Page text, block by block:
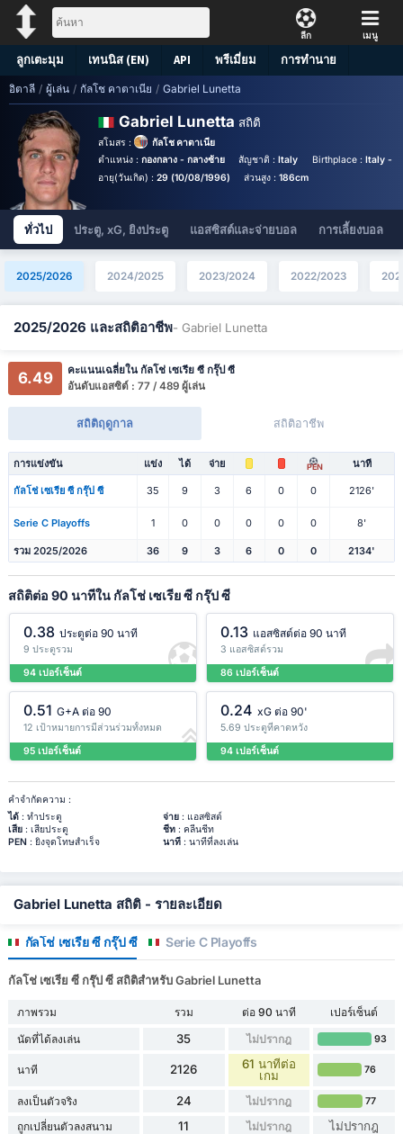
ลีก เมนู
ลูกเตะมุม เทนนิส (EN) API พรีเมี่ยม การทำนาย
อิตาลี / ผู้เล่น / กัลโช คาตาเนีย / Gabriel Lunetta
Gabriel Lunetta สถิติ
สโมสร :
กัลโช คาตาเนีย
ตำแหน่ง : กองกลาง - กลางซ้าย สัญชาติ :Italy Birthplace : Italy -
อายุ(วันเกิด) : 29 (10/08/1996) ส่วนสูง :186cm
ทั่วไป ประตู, xG, ยิงประตู แอสซิสต์และจ่ายบอล การเลี้ยงบอล
2025/2026 2024/2025 2023/2024 2022/2023
2025/2026 และสถิติอาชีพ- Gabriel Lunetta
6.49
คะแนนเฉลี่ยใน กัลโช่ เซเรีย ซี กรุ๊ป ซี
อันดับแอสซิต์ : 77 / 489 ผู้เล่น
สถิติฤดูกาล สถิติอาชีพ
การแข่งขัน แข่ง ได้ จ่าย PEN นาที
กัลโช่ เซเรีย ซี กรุ๊ป ซี 35 9 3 6 0 0 2126'
Serie C Playoffs 1 0 0 0 0 0 8'
รวม 2025/2026 36 9 3 6 0 0 2134'
สถิติต่อ 90 นาทีใน กัลโช่ เซเรีย ซี กรุ๊ป ซี
0.38 ประตูต่อ 90 นาที
9 ประตูรวม
94 เปอร์เซ็นต์
0.13 แอสซิสต์ต่อ 90 นาที
3 แอสซิสต์รวม
86 เปอร์เซ็นต์
0.51 G+A ต่อ 90
12 เป้าหมายการมีส่วนร่วมทั้งหมด
95 เปอร์เซ็นต์
0.24 xG ต่อ 90'
5.69 ประตูที่คาดหวัง
94 เปอร์เซ็นต์
คำจำกัดความ :
ได้: ทำประตู จ่าย: แอสซิสต์
เสีย: เสียประตู ชีท: คลีนชีท
PEN: ยิงจุดโทษสำเร็จ นาที: นาทีที่ลงเล่น
Gabriel Lunetta สถิติ - รายละเอียด
กัลโช่ เซเรีย ซี กรุ๊ป ซี Serie C Playoffs
กัลโช่ เซเรีย ซี กรุ๊ป ซี สถิติสำหรับ Gabriel Lunetta
ภาพรวม รวม ต่อ 90 นาที
เปอร์เซ็นต์
นัดที่ได้ลงเล่น
35 ไม่ปรากฎ 93
นาที 2126
61 นาทีต่อ
เกม
76
ลงเป็นตัวจริง 24 ไม่ปรากฎ 77
ถูกเปลี่ยนตัวลงสนาม 11 ไม่ปรากฎ ไม่ปรากฎ